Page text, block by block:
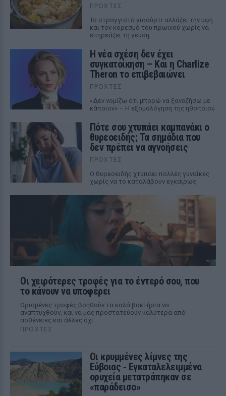
ΠΡΟΧΤΈΣ
Το στραγγιστό γιαούρτι αλλάζει την υφή
και τον κορεσμό του πρωινού χωρίς να
επηρεάζει τη γεύση.
Η νέα σχέση δεν έχει
συγκατοίκηση – Και η Charlize
Theron το επιβεβαιώνει
ΠΡΟΧΤΈΣ
«Δεν νομίζω ότι μπορώ να ξαναζήσω με
κάποιον» – Η εξομολόγηση της ηθοποιού
Πότε σου χτυπάει καμπανάκι ο
θυρεοειδής; Τα σημάδια που
δεν πρέπει να αγνοήσεις
ΠΡΟΧΤΈΣ
Ο θυρεοειδής χτυπάει πολλές γυναίκες
χωρίς να το καταλάβουν εγκαίρως
Οι χειρότερες τροφές για το έντερό σου, που
το κάνουν να υποφέρει
Ορισμένες τροφές βοηθούν τα καλά βακτήρια να
αναπτυχθούν, και να μας προστατεύουν καλύτερα από
ασθένειες και άλλες όχι
ΠΡΟΧΤΈΣ
Οι κρυμμένες λίμνες της
Εύβοιας ‑ Εγκαταλελειμμένα
ορυχεία μετατράπηκαν σε
«παράδεισο»